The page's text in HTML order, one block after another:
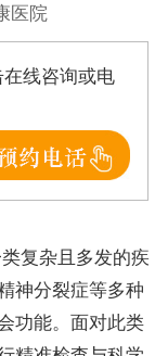
医院
线咨询或电
复杂且多发的疾
神分裂症等多种
功能。面对此类